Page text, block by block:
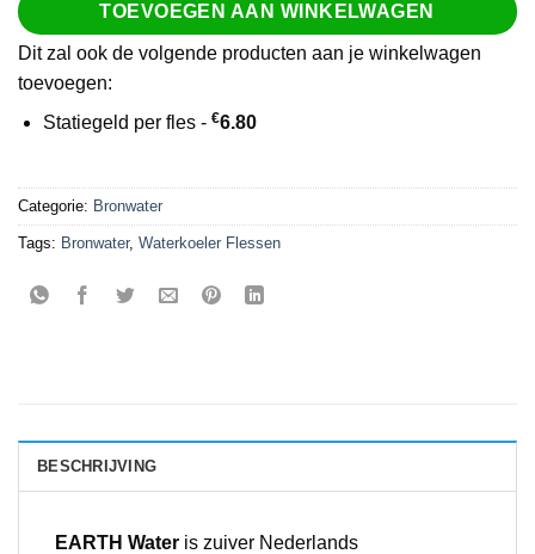
TOEVOEGEN AAN WINKELWAGEN
Dit zal ook de volgende producten aan je winkelwagen
toevoegen:
Statiegeld per fles - €6.80
Categorie: Bronwater
Tags: Bronwater, Waterkoeler Flessen
BESCHRIJVING
EARTH Water is zuiver Nederlands